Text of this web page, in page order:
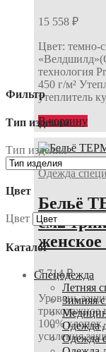
15 558 ₽
Цвет: темно-
технология
450 г/м²
утеплитель
В корзину
Одежда
Бельё
см2
7 714₽
Уровень
трикотажное
100%
усиления
Фильтр
Тип изделия
Тип изделия
Цвет
Цвет
Каталог
Спецодежда
Летняя
Зимняя
Одежда
Одежда